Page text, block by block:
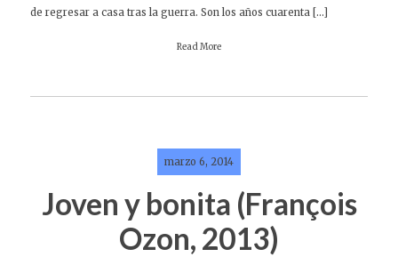
de regresar a casa tras la guerra. Son los años cuarenta […]
Read More
marzo 6, 2014
Joven y bonita (François
Ozon, 2013)